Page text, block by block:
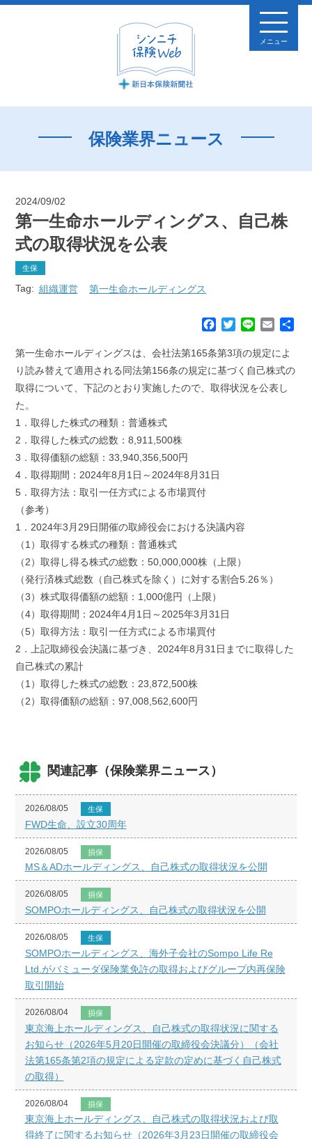
メニュー
保険業界ニュース
2024/09/02
第一生命ホールディングス、自己株
式の取得状況を公表
生保
Tag: 組織運営 第一生命ホールディングス
c
e
o
T
i
t
e
n
e
E
a
i
第一生命ホールディングスは、会社法第165条第3項の規定によ
り読み替えて適用される同法第156条の規定に基づく自己株式の
取得について、下記のとおり実施したので、取得状況を公表し
た。
1．取得した株式の種類：普通株式
2．取得した株式の総数：8,911,500株
3．取得価額の総額：33,940,356,500円
4．取得期間：2024年8月1日～2024年8月31日
5．取得方法：取引一任方式による市場買付
（参考）
1．2024年3月29日開催の取締役会における決議内容
（1）取得する株式の種類：普通株式
（2）取得し得る株式の総数：50,000,000株（上限）
（発行済株式総数（自己株式を除く）に対する割合5.26％）
（3）株式取得価額の総額：1,000億円（上限）
（4）取得期間：2024年4月1日～2025年3月31日
（5）取得方法：取引一任方式による市場買付
2．上記取締役会決議に基づき、2024年8月31日までに取得した
自己株式の累計
（1）取得した株式の総数：23,872,500株
（2）取得価額の総額：97,008,562,600円
関連記事（保険業界ニュース）
2026/08/05 生保
FWD生命、設立30周年
2026/08/05 損保
MS＆ADホールディングス、自己株式の取得状況を公開
2026/08/05 損保
SOMPOホールディングス、自己株式の取得状況を公開
2026/08/05 生保
SOMPOホールディングス、海外子会社のSompo Life Re
Ltd.がバミューダ保険業免許の取得およびグループ内再保険
取引開始
2026/08/04 損保
東京海上ホールディングス、自己株式の取得状況に関する
お知らせ（2026年5月20日開催の取締役会決議分）（会社
法第165条第2項の規定による定款の定めに基づく自己株式
の取得）
2026/08/04 損保
東京海上ホールディングス、自己株式の取得状況および取
得終了に関するお知らせ（2026年3月23日開催の取締役会